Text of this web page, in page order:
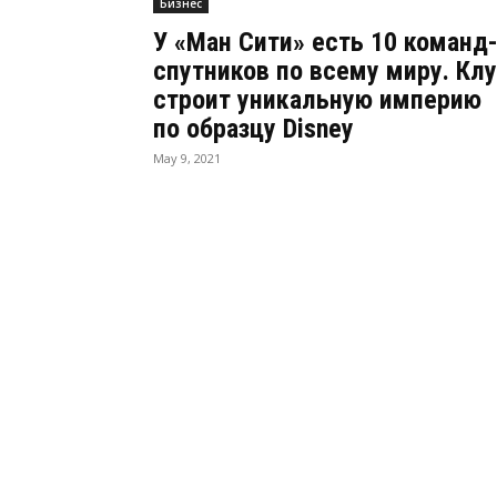
Бизнес
У «Ман Сити» есть 10 команд-
спутников по всему миру.
строит уникальную империю
по образцу Disney
May 9, 2021